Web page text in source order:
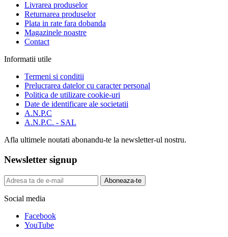
Livrarea produselor
Returnarea produselor
Plata in rate fara dobanda
Magazinele noastre
Contact
Informatii utile
Termeni si conditii
Prelucrarea datelor cu caracter personal
Politica de utilizare cookie-uri
Date de identificare ale societatii
A.N.P.C
A.N.P.C. - SAL
Afla ultimele noutati abonandu-te la newsletter-ul nostru.
Newsletter signup
Aboneaza-te
Social media
Facebook
YouTube